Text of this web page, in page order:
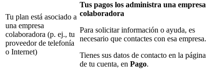
Tu plan está asociado a
una empresa
colaboradora (p. ej., tu
proveedor de telefonía
o Internet)
Tus pagos los administra una empresa
colaboradora
Para solicitar información o ayuda, es
necesario que contactes con esa empresa.
Tienes sus datos de contacto en la página
de tu cuenta, en Pago.